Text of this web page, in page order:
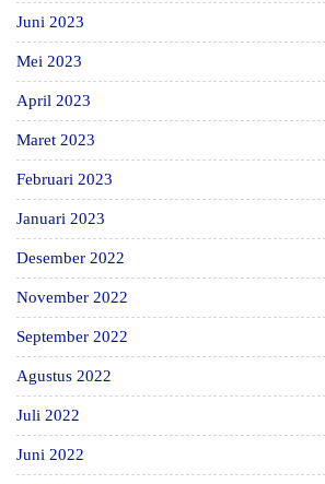
Juni 2023
Mei 2023
April 2023
Maret 2023
Februari 2023
Januari 2023
Desember 2022
November 2022
September 2022
Agustus 2022
Juli 2022
Juni 2022